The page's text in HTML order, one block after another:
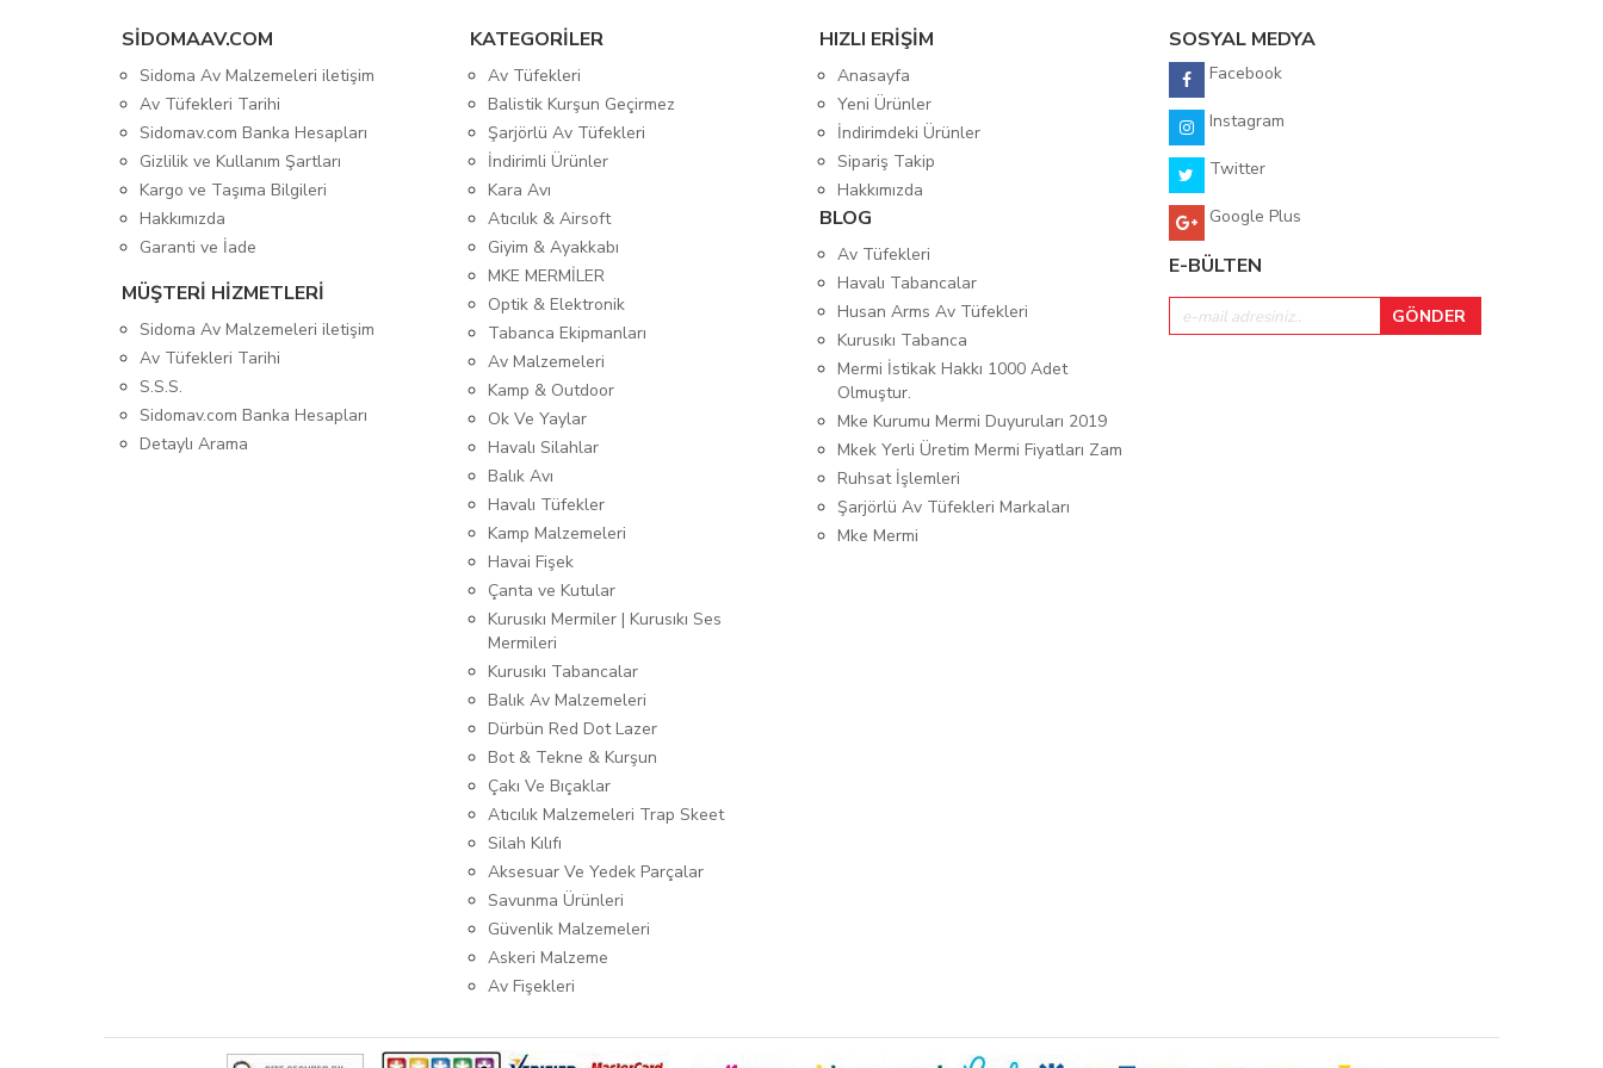
SIDOMAAV.COM
Sidoma Av Malzemeleri iletişim
Av Tüfekleri Tarihi
Sidomav.com Banka Hesapları
Gizlilik ve Kullanım Şartları
Kargo ve Taşıma Bilgileri
Hakkımızda
Garanti ve İade
MÜŞTERİ HİZMETLERİ
Sidoma Av Malzemeleri iletişim
Av Tüfekleri Tarihi
S.S.S.
Sidomav.com Banka Hesapları
Detaylı Arama
KATEGORİLER
Av Tüfekleri
Balistik Kurşun Geçirmez
Şarjörlü Av Tüfekleri
İndirimli Ürünler
Kara Avı
Atıcılık & Airsoft
Giyim & Ayakkabı
MKE MERMİLER
Optik & Elektronik
Tabanca Ekipmanları
Av Malzemeleri
Kamp & Outdoor
Ok Ve Yaylar
Havalı Silahlar
Balık Avı
Havalı Tüfekler
Kamp Malzemeleri
Havai Fişek
Çanta ve Kutular
Kurusıkı Mermiler | Kurusıkı Ses
Mermileri
Kurusıkı Tabancalar
Balık Av Malzemeleri
Dürbün Red Dot Lazer
Bot & Tekne & Kurşun
Çakı Ve Bıçaklar
Atıcılık Malzemeleri Trap Skeet
Silah Kılıfı
Aksesuar Ve Yedek Parçalar
Savunma Ürünleri
Güvenlik Malzemeleri
Askeri Malzeme
Av Fişekleri
HIZLI ERİŞİM
Anasayfa
Yeni Ürünler
İndirimdeki Ürünler
Sipariş Takip
Hakkımızda
BLOG
Av Tüfekleri
Havalı Tabancalar
Husan Arms Av Tüfekleri
Kurusıkı Tabanca
Mermi İstikak Hakkı 1000 Adet
Olmuştur.
Mke Kurumu Mermi Duyuruları 2019
Mkek Yerli Üretim Mermi Fiyatları Zam
Ruhsat İşlemleri
Şarjörlü Av Tüfekleri Markaları
Mke Mermi
SOSYAL MEDYA
Facebook
Instagram
Twitter
Google Plus
E-BÜLTEN